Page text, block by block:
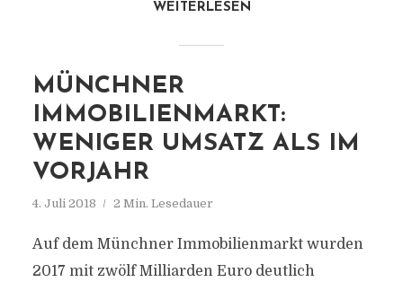
WEITERLESEN
MÜNCHNER
IMMOBILIENMARKT:
WENIGER UMSATZ ALS IM
VORJAHR
4. Juli 2018 2 Min. Lesedauer
Auf dem Münchner Immobilienmarkt wurden
2017 mit zwölf Milliarden Euro deutlich